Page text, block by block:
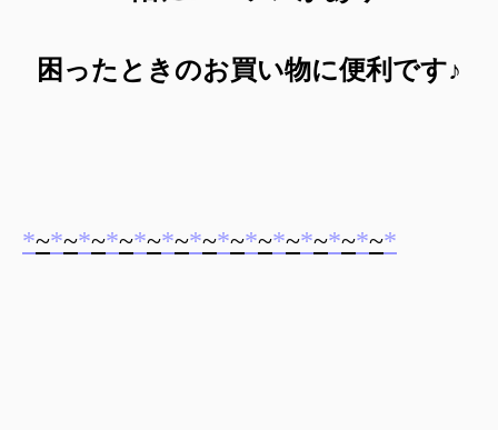
困ったときのお買い物に便利です♪
*~*~*~*~*~*~*~*~*~*~*~*~*~*